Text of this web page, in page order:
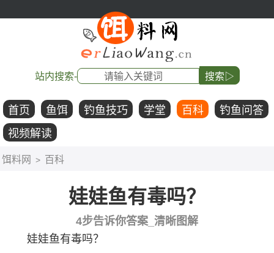
站内搜索- 搜索▷
首页 鱼饵 钓鱼技巧 学堂 百科
钓鱼问答
视频解读
饵料网 > 百科
娃娃鱼有毒吗？
4步告诉你答案_清晰图解
娃娃鱼有毒吗？